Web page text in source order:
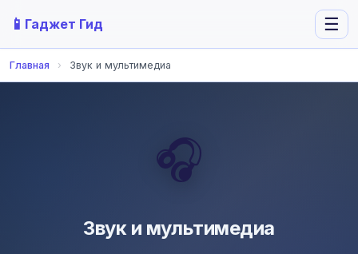
📱 Гаджет Гид ☰
Главная › Звук и мультимедиа
🎧
Звук и мультимедиа